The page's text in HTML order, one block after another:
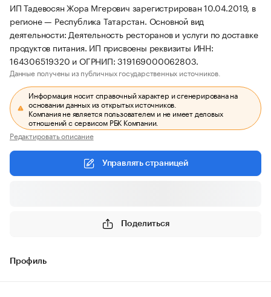
ИП Тадевосян Жора Мгерович зарегистрирован 10.04.2019, в
регионе — Республика Татарстан. Основной вид
деятельности: Деятельность ресторанов и услуги по доставке
продуктов питания. ИП присвоены реквизиты ИНН:
164306519320 и ОГРНИП: 319169000062803.
Данные получены из публичных государственных источников.
Информация носит справочный характер и сгенерирована на
основании данных из открытых источников.
Компания не является пользователем и не имеет деловых
отношений с сервисом РБК Компании.
Редактировать описание
Управлять страницей
Поделиться
Профиль